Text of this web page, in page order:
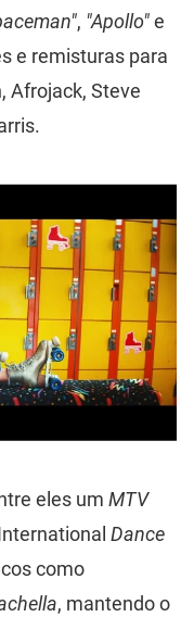
, "Apollo"e
e remisturas para
Afrojack, Steve
eles um MTV
Dance
como
, mantendo o